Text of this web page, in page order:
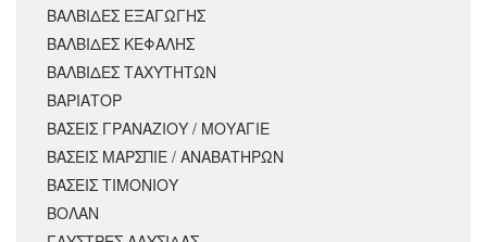
ΒΑΛΒΙΔΕΣ ΕΞΑΓΩΓΗΣ
ΒΑΛΒΙΔΕΣ ΚΕΦΑΛΗΣ
ΒΑΛΒΙΔΕΣ ΤΑΧΥΤΗΤΩΝ
ΒΑΡΙΑΤΟΡ
ΒΑΣΕΙΣ ΓΡΑΝΑΖΙΟΥ / ΜΟΥΑΓΙΕ
ΒΑΣΕΙΣ ΜΑΡΣΠΙΕ / ΑΝΑΒΑΤΗΡΩΝ
ΒΑΣΕΙΣ ΤΙΜΟΝΙΟΥ
ΒΟΛΑΝ